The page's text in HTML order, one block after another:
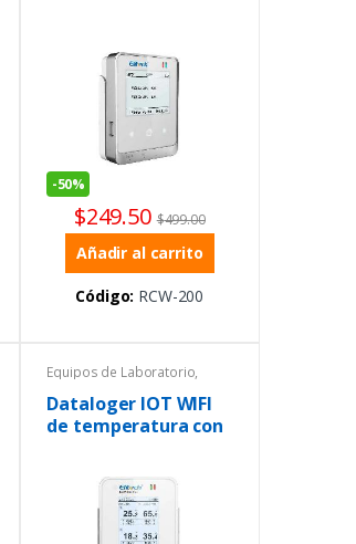
-50%
$249.50 $499.00
Añadir al carrito
Código: RCW-200
Equipos de Laboratorio,
Temperatura
Termohigrómetros
Dataloger IOT WIFI
de temperatura con
Grados Celcius